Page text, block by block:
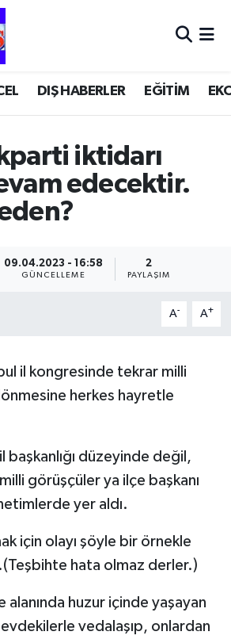
DIŞ HABERLER EĞİTİM
iktidarı
edecektir.
09.04.2023 - 16:58
GÜNCELLEME
2
PAYLAŞIM
A- A+
il kongresinde tekrar milli
herkes hayretle
başkanlığı düzeyinde değil,
görüşçüler ya ilçe başkanı
yer aldı.
için olayı şöyle bir örnekle
hata olmaz derler.)
alanında huzur içinde yaşayan
vedalaşıp, onlardan